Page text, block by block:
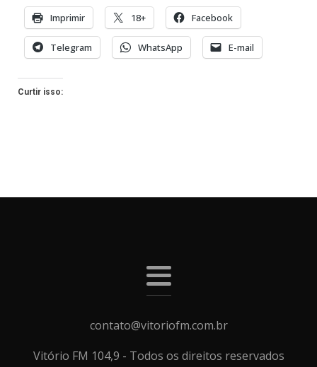
Imprimir 18+ Facebook
Telegram WhatsApp E-mail
Curtir isso:
contato@vitoriofm.com.br
Vitório FM 104,9 - Todos os direitos reservados